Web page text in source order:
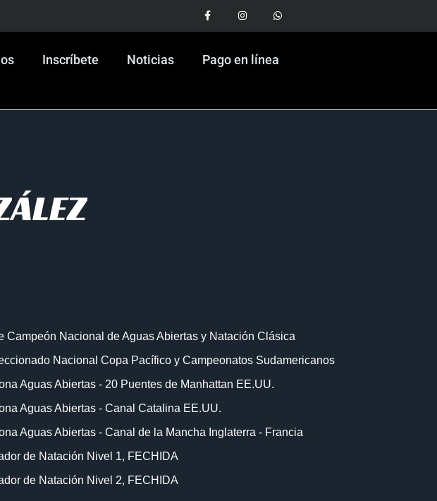
Inscríbete Noticias Pago en línea
Campeón Nacional de Aguas Abiertas y Natación Clásica
Nacional Copa Pacífico y Campeonatos Sudamericanos
Aguas Abiertas - 20 Puentes de Manhattan EE.UU.
Aguas Abiertas - Canal Catalina EE.UU.
Aguas Abiertas - Canal de la Mancha Inglaterra - Francia
de Natación Nivel 1, FECHIDA
de Natación Nivel 2, FECHIDA